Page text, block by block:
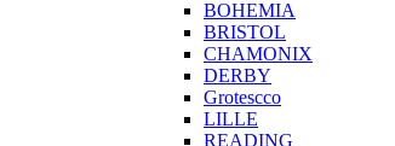
BOHEMIA
BRISTOL
CHAMONIX
DERBY
Grotescco
LILLE
READING